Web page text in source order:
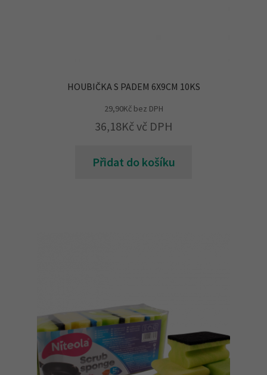
HOUBIČKA S PADEM 6X9CM 10KS
29,90Kčbez DPH
36,18Kč vč DPH
Přidat do košíku